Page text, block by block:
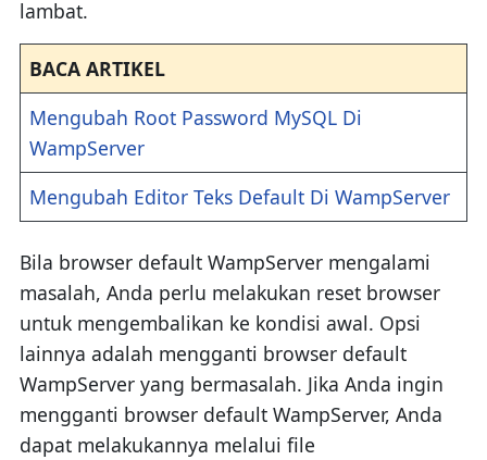
lambat.
BACA ARTIKEL
Mengubah Root Password MySQL Di
WampServer
Mengubah Editor Teks Default Di WampServer
Bila browser default WampServer mengalami
masalah, Anda perlu melakukan reset browser
untuk mengembalikan ke kondisi awal. Opsi
lainnya adalah mengganti browser default
WampServer yang bermasalah. Jika Anda ingin
mengganti browser default WampServer, Anda
dapat melakukannya melalui file